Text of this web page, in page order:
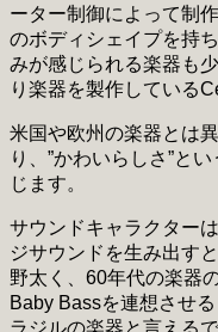
ーター制御によって制
のボディシェイプを持
みが感じられる楽器も
り楽器を製作している
米国や欧州の楽器とは
り、”かわいらしさ”と
じます。
サウンドキャラクター
ジサウンドを生み出す
野太く、60年代の楽器
Baby Bassを連想させ
ラジルの楽器と言えるで